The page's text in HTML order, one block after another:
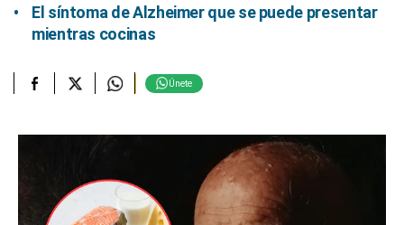
El síntoma de Alzheimer que se puede presentar
mientras cocinas
Únete